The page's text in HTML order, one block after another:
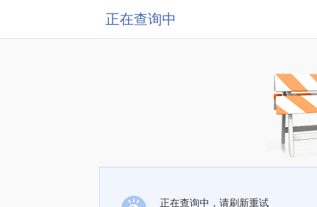
正在查询中
正在查询中，请刷新重试